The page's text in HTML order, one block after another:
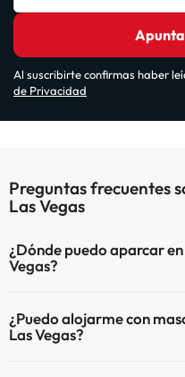
Al suscribirte confirmas haber
de Privacidad
Preguntas frecuentes
Las Vegas
¿Dónde puedo aparcar
Vegas?
posibilidades de aparcamiento
¿Puedo alojarme con
Las Vegas?